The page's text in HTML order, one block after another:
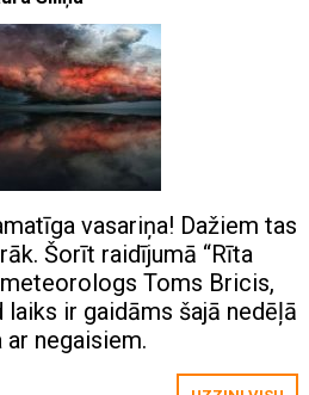
vasariņa! Dažiem tas
Šorīt raidījumā “Rīta
Toms Bricis,
laiks ir gaidāms šajā nedēļā
negaisiem.